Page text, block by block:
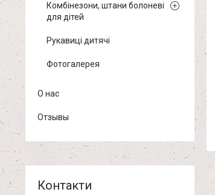
Комбінезони, штани болоневі
для дітей
Рукавиці дитячі
Фотогалерея
О нас
Отзывы